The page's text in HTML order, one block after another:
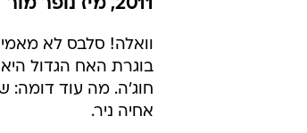
2011, מיז נופר מור
וואלה! סלבס לא
חוג'ה. מה עוד דומה:
אחיה ניר.